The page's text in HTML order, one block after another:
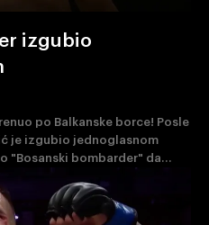
izgubio
po Balkanske borce! Posle
je izgubio jednoglasnom
Nije uspeo "Bosanski bombarder" da...